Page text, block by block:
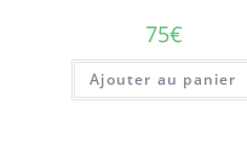
75€
Ajouter au panier